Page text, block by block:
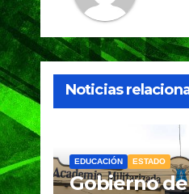
Noticias
EDUCACIÓN ESTADO
Gobierno